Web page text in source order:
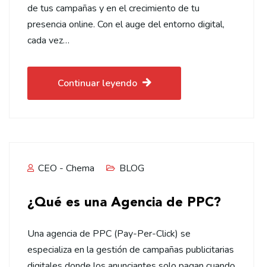
de tus campañas y en el crecimiento de tu
presencia online. Con el auge del entorno digital,
cada vez…
Continuar leyendo
CEO - Chema BLOG
¿Qué es una Agencia de PPC?
Una agencia de PPC (Pay-Per-Click) se
especializa en la gestión de campañas publicitarias